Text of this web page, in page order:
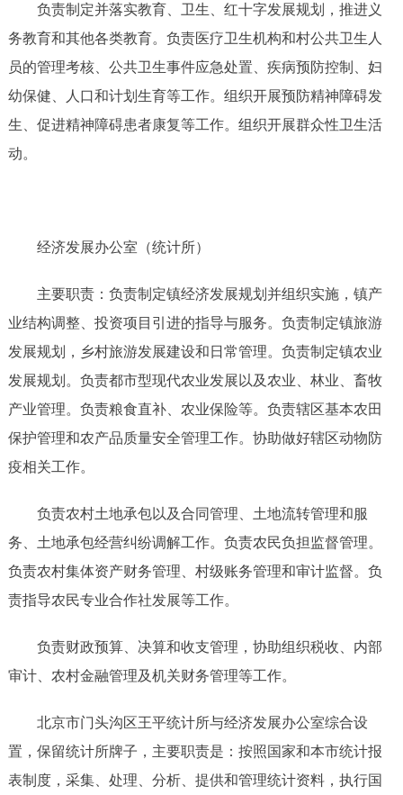
负责制定并落实教育、卫生、红十字发展规划，推进义
务教育和其他各类教育。负责医疗卫生机构和村公共卫生人
员的管理考核、公共卫生事件应急处置、疾病预防控制、妇
幼保健、人口和计划生育等工作。组织开展预防精神障碍发
生、促进精神障碍患者康复等工作。组织开展群众性卫生活
动。
经济发展办公室（统计所）
主要职责：负责制定镇经济发展规划并组织实施，镇产
业结构调整、投资项目引进的指导与服务。负责制定镇旅游
发展规划，乡村旅游发展建设和日常管理。负责制定镇农业
发展规划。负责都市型现代农业发展以及农业、林业、畜牧
产业管理。负责粮食直补、农业保险等。负责辖区基本农田
保护管理和农产品质量安全管理工作。协助做好辖区动物防
疫相关工作。
负责农村土地承包以及合同管理、土地流转管理和服
务、土地承包经营纠纷调解工作。负责农民负担监督管理。
负责农村集体资产财务管理、村级账务管理和审计监督。负
责指导农民专业合作社发展等工作。
负责财政预算、决算和收支管理，协助组织税收、内部
审计、农村金融管理及机关财务管理等工作。
北京市门头沟区王平统计所与经济发展办公室综合设
置，保留统计所牌子，主要职责是：按照国家和本市统计报
表制度，采集、处理、分析、提供和管理统计资料，执行国